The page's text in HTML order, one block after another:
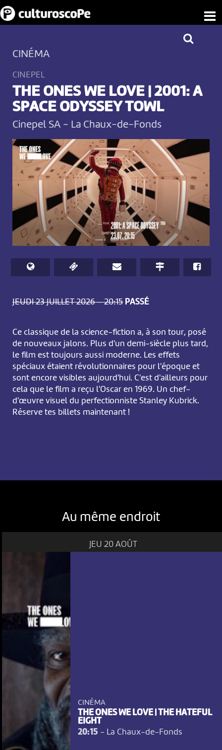
JEUDI 23 JUILLET 2026 – 20:15 PASSÉ
CINÉMA
CINEPEL
THE ONES WE LOVE | 2001: A
SPACE ODYSSEY TOWL
Cinepel SA - La Chaux-de-Fonds
Ce classique de la science-fiction a, à son tour, posé
de nouveaux jalons. Plus d'un demi-siècle plus tard,
le film est toujours aussi moderne. Les effets
spéciaux étaient révolutionnaires pour l'époque et
sont encore visibles aujourd'hui. C'est d'ailleurs pour
cela que le film a reçu l'Oscar en 1969. Un chef-
d'œuvre visuel du perfectionniste Stanley Kubrick.
Réserve tes billets maintenant !
Au même endroit
JEU 20 AOÛT
CINÉMA
THE ONES WE LOVE | THE HATEFUL
EIGHT
20:15 - La Chaux-de-Fonds